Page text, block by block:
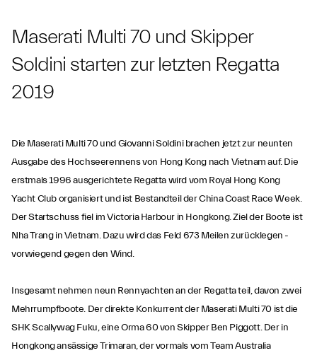
Maserati Multi 70 und Skipper
Soldini starten zur letzten Regatta
2019
Die Maserati Multi 70 und Giovanni Soldini brachen jetzt zur neunten
Ausgabe des Hochseerennens von Hong Kong nach Vietnam auf. Die
erstmals 1996 ausgerichtete Regatta wird vom Royal Hong Kong
Yacht Club organisiert und ist Bestandteil der China Coast Race Week.
Der Startschuss fiel im Victoria Harbour in Hongkong. Ziel der Boote ist
Nha Trang in Vietnam. Dazu wird das Feld 673 Meilen zurücklegen -
vorwiegend gegen den Wind.
Insgesamt nehmen neun Rennyachten an der Regatta teil, davon zwei
Mehrrumpfboote. Der direkte Konkurrent der Maserati Multi 70 ist die
SHK Scallywag Fuku, eine Orma 60 von Skipper Ben Piggott. Der in
Hongkong ansässige Trimaran, der vormals vom Team Australia